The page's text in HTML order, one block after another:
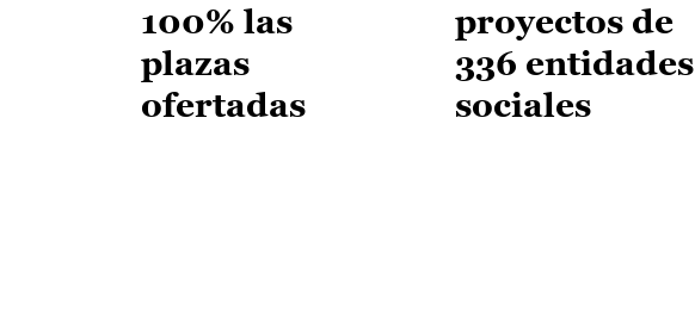
100% las
plazas
ofertadas
proyectos de
336 entidades
sociales